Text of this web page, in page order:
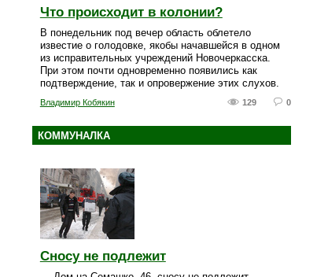
Что происходит в колонии?
В понедельник под вечер область облетело
известие о голодовке, якобы начавшейся в одном
из исправительных учреждений Новочеркасска.
При этом почти одновременно появились как
подтверждение, так и опровержение этих слухов.
129 0
Владимир Кобякин
КОММУНАЛКА
Сносу не подлежит